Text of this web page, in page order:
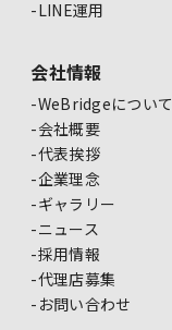
LINE運用
会社情報
WeBridgeについて
会社概要
代表挨拶
企業理念
ギャラリー
ニュース
採用情報
代理店募集
お問い合わせ